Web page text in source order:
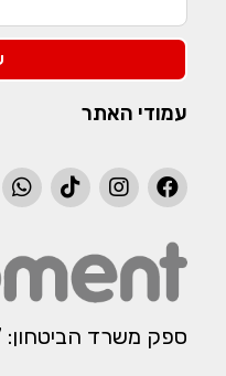
עמודי האתר
ספק משרד הביטחון: 0011020217​​